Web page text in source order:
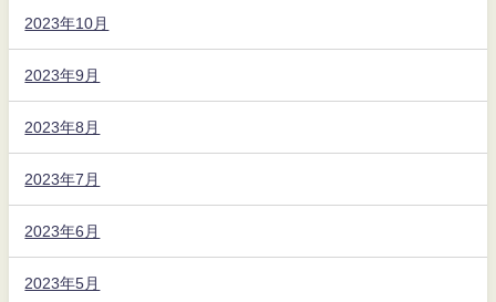
2023年10月
2023年9月
2023年8月
2023年7月
2023年6月
2023年5月